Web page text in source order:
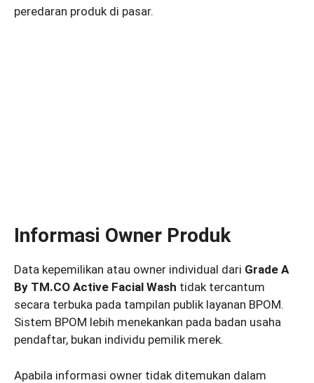
peredaran produk di pasar.
Informasi Owner Produk
Data kepemilikan atau owner individual dari Grade A
By TM.CO Active Facial Wash tidak tercantum
secara terbuka pada tampilan publik layanan BPOM.
Sistem BPOM lebih menekankan pada badan usaha
pendaftar, bukan individu pemilik merek.
Apabila informasi owner tidak ditemukan dalam